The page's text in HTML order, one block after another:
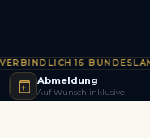
·16 BUNDESLÄNDER·
Abmeldung
Auf Wunsch inklusive